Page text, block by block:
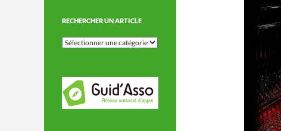
RECHERCHER UN ARTICLE
Rechercher